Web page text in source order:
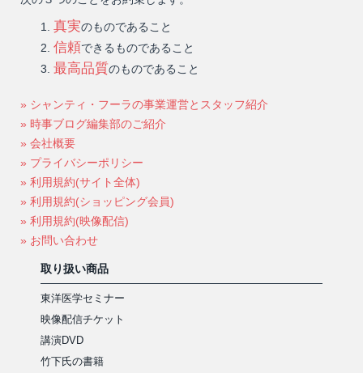
真実のものであること
信頼できるものであること
最高品質のものであること
» シャンティ・フーラの事業運営とスタッフ紹介
» 時事ブログ編集部のご紹介
» 会社概要
» プライバシーポリシー
» 利用規約(サイト全体)
» 利用規約(ショッピング会員)
» 利用規約(映像配信)
» お問い合わせ
取り扱い商品
東洋医学セミナー
映像配信チケット
講演DVD
竹下氏の書籍